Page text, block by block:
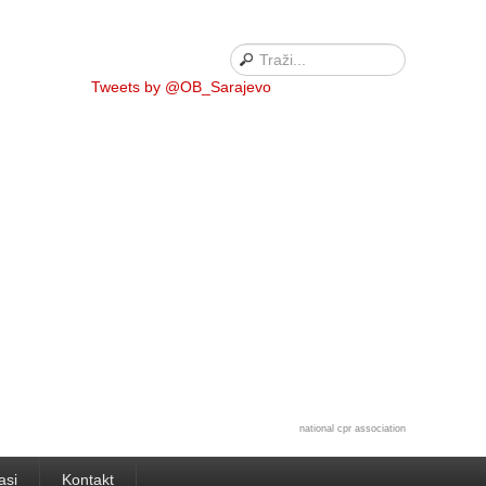
Tweets by @OB_Sarajevo
national cpr association
Kontakt